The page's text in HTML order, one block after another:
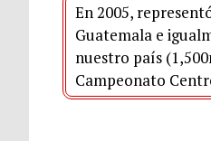
En 2005,
Guatemala e
nuestro país
Campeonato